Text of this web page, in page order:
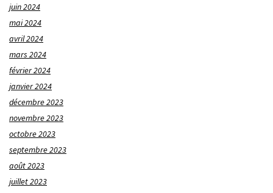
juin 2024
mai 2024
avril 2024
mars 2024
février 2024
janvier 2024
décembre 2023
novembre 2023
octobre 2023
septembre 2023
août 2023
juillet 2023